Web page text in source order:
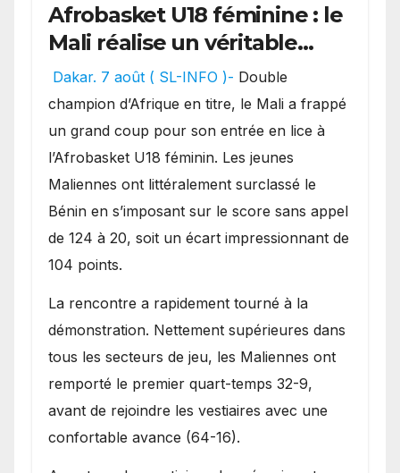
Afrobasket U18 féminine : le
Mali réalise un véritable
festival offensif et inflige
une lourde défaite au
Bénin.
Dakar. 7 août ( SL-INFO )- Double
champion d’Afrique en titre, le Mali a frappé
un grand coup pour son entrée en lice à
l’Afrobasket U18 féminin. Les jeunes
Maliennes ont littéralement surclassé le
Bénin en s’imposant sur le score sans appel
de 124 à 20, soit un écart impressionnant de
104 points.
La rencontre a rapidement tourné à la
démonstration. Nettement supérieures dans
tous les secteurs de jeu, les Maliennes ont
remporté le premier quart-temps 32-9,
avant de rejoindre les vestiaires avec une
confortable avance (64-16).